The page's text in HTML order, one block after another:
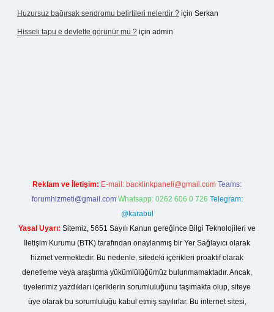
Huzursuz bağırsak sendromu belirtileri nelerdir ? için Serkan
Hisseli tapu e devlette görünür mü ? için admin
Reklam ve İletişim: E-mail: backlinkpaneli@gmail.com Teams:
forumhizmeti@gmail.com Whatsapp: 0262 606 0 726 Telegram:
@karabul
Yasal Uyarı: Sitemiz, 5651 Sayılı Kanun gereğince Bilgi Teknolojileri ve
İletişim Kurumu (BTK) tarafından onaylanmış bir Yer Sağlayıcı olarak
hizmet vermektedir. Bu nedenle, sitedeki içerikleri proaktif olarak
denetleme veya araştırma yükümlülüğümüz bulunmamaktadır. Ancak,
üyelerimiz yazdıkları içeriklerin sorumluluğunu taşımakta olup, siteye
üye olarak bu sorumluluğu kabul etmiş sayılırlar. Bu internet sitesi,